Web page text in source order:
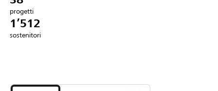
Collegarsi
DE FR IT
progetti
1’512
sostenitori
i